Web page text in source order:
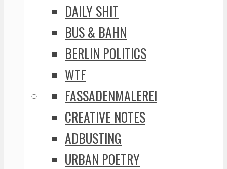
DAILY SHIT
BUS & BAHN
BERLIN POLITICS
WTF
FASSADENMALEREI
CREATIVE NOTES
ADBUSTING
URBAN POETRY